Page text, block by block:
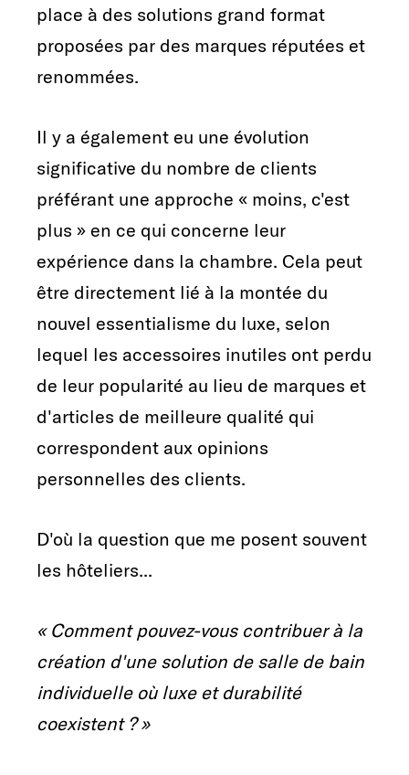
place à des solutions grand format
proposées par des marques réputées et
renommées.
Il y a également eu une évolution
significative du nombre de clients
préférant une approche « moins, c'est
plus » en ce qui concerne leur
expérience dans la chambre. Cela peut
être directement lié à la montée du
nouvel essentialisme du luxe, selon
lequel les accessoires inutiles ont perdu
de leur popularité au lieu de marques et
d'articles de meilleure qualité qui
correspondent aux opinions
personnelles des clients.
D'où la question que me posent souvent
les hôteliers...
« Comment pouvez-vous contribuer à la
création d'une solution de salle de bain
individuelle où luxe et durabilité
coexistent ? »